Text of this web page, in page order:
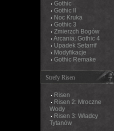
Gothic
Gothic II
Noc Kruka
Gothic 3
Zmierzch Bogów
Arcania: Gothic 4
Upadek Setarrif
Modyfikacje
Gothic Remake
Strefy Risen
Risen
Risen 2: Mroczne
Wody
Risen 3: Władcy
Tytanów